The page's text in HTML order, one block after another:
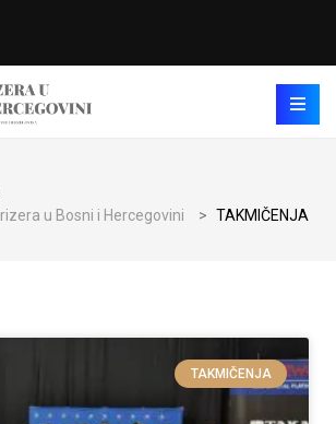
u Bosni i Hercegovini > TAKMIČENJA
TAKMIČENJA